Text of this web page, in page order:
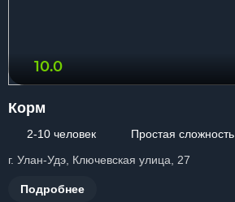
10.0
Корм
2-10 человек
Простая сложность
г. Улан-Удэ, Ключевская улица, 27
Подробнее